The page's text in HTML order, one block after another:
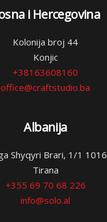
i Hercegovina
Kolonija broj 44
Konjic
+38163608160
office@craftstudio.ba
Albanija
Shyqyri Brari, 1/1 1016
Tirana
+355 69 70 68 226
info@solo.al